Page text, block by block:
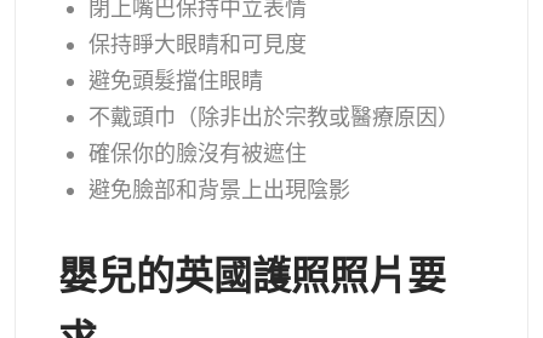
閉上嘴巴保持中立表情
保持睜大眼睛和可見度
避免頭髮擋住眼睛
不戴頭巾（除非出於宗教或醫療原因）
確保你的臉沒有被遮住
避免臉部和背景上出現陰影
嬰兒的英國護照照片要